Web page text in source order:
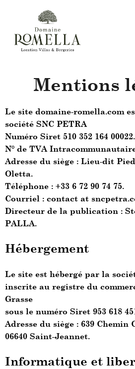
Mentions
Le site domaine-romella.com
société SNC PETRA
Numéro Siret 510 352 164 00022.
N° de TVA Intracommunautaire
Adresse du siège : Lieu-dit
Oletta.
Téléphone : +33 6 72 90 74 75.
Courriel : contact at
Directeur de la publication :
PALLA.
Hébergement
Le site est hébergé par la
inscrite au registre du
Grasse
sous le numéro Siret 953 618
Adresse du siège : 639 Chemin
06640 Saint-Jeannet.
Informatique et